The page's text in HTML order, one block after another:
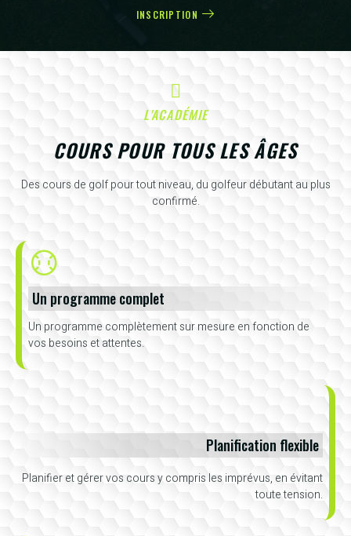
INSCRIPTION
L'ACADÉMIE
COURS POUR TOUS LES ÂGES
Des cours de golf pour tout niveau, du golfeur débutant au plus
confirmé.
Un programme complet
Un programme complètement sur mesure en fonction de
vos besoins et attentes.
Planification flexible
Planifier et gérer vos cours y compris les imprévus, en évitant
toute tension.